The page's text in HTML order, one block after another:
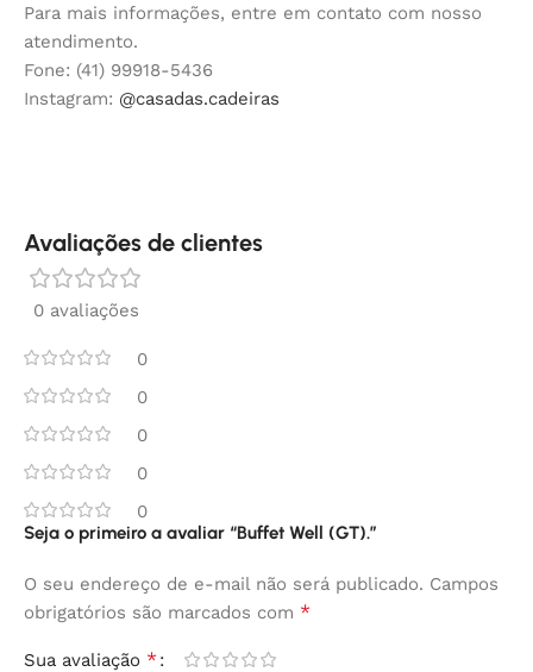
Para mais informações, entre em contato com nosso
atendimento.
Fone: (41) 99918-5436
Instagram: @casadas.cadeiras
Avaliações de clientes
0 avaliações
0
0
0
0
0
Seja o primeiro a avaliar “Buffet Well (GT).”
O seu endereço de e-mail não será publicado. Campos
obrigatórios são marcados com *
Sua avaliação *